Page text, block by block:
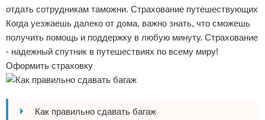
Круизы
Направления отдыха
Что посетить
Авиаперелеты
Размещение рекламы
Для правообладателей
Условия предоставления информации
Отказ от ответственности
отдать сотрудникам таможни. Страхование путешествующих
Когда уезжаешь далеко от дома, важно знать, что сможешь
получить помощь и поддержку в любую минуту. Страхование
- надежный спутник в путешествиях по всему миру!
Оформить страховку
Как правильно сдавать багаж